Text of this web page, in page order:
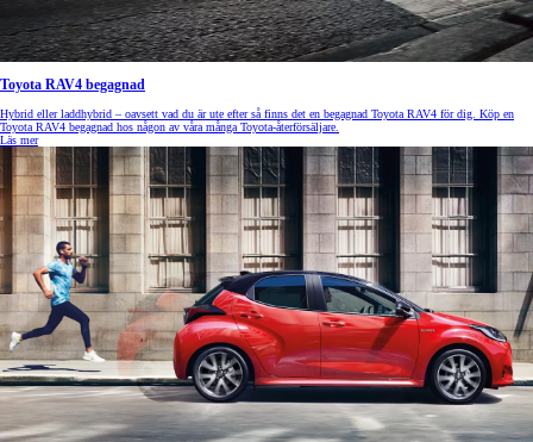
Toyota RAV4 begagnad
Hybrid eller laddhybrid – oavsett vad du är ute efter så finns det en begagnad Toyota RAV4 för dig. Köp en
Toyota RAV4 begagnad hos någon av våra många Toyota-återförsäljare.
Läs mer